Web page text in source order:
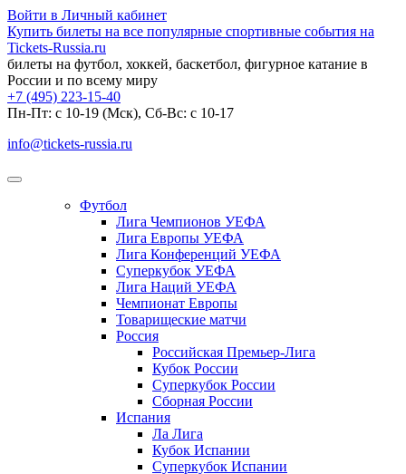
Войти в Личный кабинет
Купить билеты на все популярные спортивные события на
Tickets-Russia.ru
билеты на футбол, хоккей, баскетбол, фигурное катание в
России и по всему миру
+7 (495) 223-15-40
Пн-Пт: c 10-19 (Мск), Сб-Вс: с 10-17
info@tickets-russia.ru
Футбол
Лига Чемпионов УЕФА
Лига Европы УЕФА
Лига Конференций УЕФА
Суперкубок УЕФА
Лига Наций УЕФА
Чемпионат Европы
Товарищеские матчи
Россия
Российская Премьер-Лига
Кубок России
Суперкубок России
Сборная России
Испания
Ла Лига
Кубок Испании
Суперкубок Испании